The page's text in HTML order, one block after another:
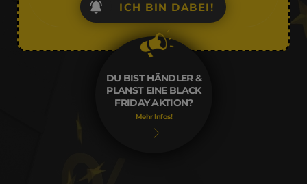
DU BIST HÄNDLER &
PLANST EINE BLACK
FRIDAY AKTION?
Mehr Infos!
ICH BIN DABEI!